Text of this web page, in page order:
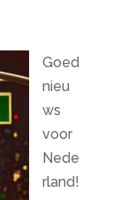
Goed
nieu
ws
voor
Nede
rland!